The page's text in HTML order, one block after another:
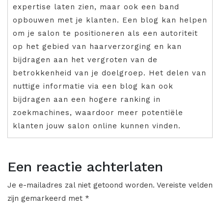
expertise laten zien, maar ook een band
opbouwen met je klanten. Een blog kan helpen
om je salon te positioneren als een autoriteit
op het gebied van haarverzorging en kan
bijdragen aan het vergroten van de
betrokkenheid van je doelgroep. Het delen van
nuttige informatie via een blog kan ook
bijdragen aan een hogere ranking in
zoekmachines, waardoor meer potentiële
klanten jouw salon online kunnen vinden.
Een reactie achterlaten
Je e-mailadres zal niet getoond worden. Vereiste velden
zijn gemarkeerd met *